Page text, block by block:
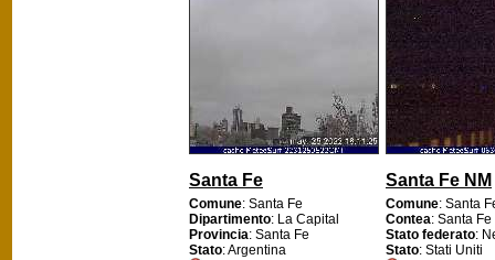
Santa Fe
Comune: Santa Fe
Dipartimento: La Capital
Provincia: Santa Fe
Stato: Argentina
Santa Fe NM
Comune: Santa
Contea: Santa Fe
Stato federato:
Stato: Stati Uniti